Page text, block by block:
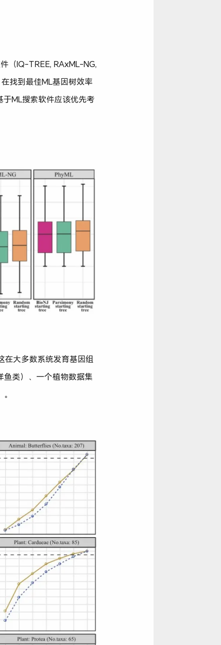
（IQ-TREE, RAxML-NG,
找到最佳ML基因树效率
ML搜索软件应该优先考
在大多数系统发育基因组
类）、一个植物数据集